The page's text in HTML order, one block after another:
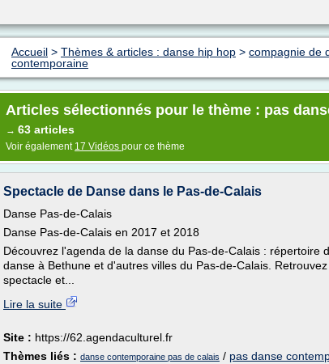
Accueil > Thèmes & articles : danse hip hop > compagnie de
contemporaine
Articles sélectionnés pour le thème : pas
→ 63 articles
Voir également 17 Vidéos pour ce thème
Spectacle de Danse dans le Pas-de-Calais
Danse Pas-de-Calais
Danse Pas-de-Calais en 2017 et 2018
Découvrez l'agenda de la danse du Pas-de-Calais : répertoire
danse à Bethune et d'autres villes du Pas-de-Calais.
spectacle et...
Lire la suite
Site : https://62.agendaculturel.fr
Thèmes liés : danse contemporaine pas de calais / pas danse